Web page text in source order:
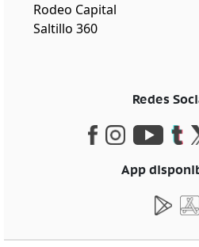
Rodeo Capital
Saltillo 360
Redes
App